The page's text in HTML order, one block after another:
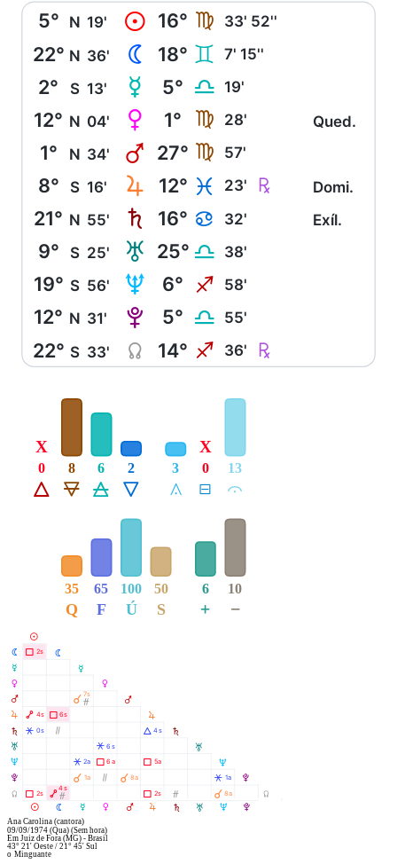
5° N 19' M 16° F 33' 52''
22° N 36' N 18° C 7' 15''
2° S 13' O 5° G 19'
12° N 04' P 1° F 28' Qued.
1° N 34' Q 27° F 57'
8° S 16' R 12° L 23' Ç Domi.
21° N 55' S 16° D 32' Exíl.
9° S 25' T 25° G 38'
19° S 56' U 6° I 58'
12° N 31' V 5° G 55'
22° S 33' Y 14° I 36' Ç
Á
0
X
Ë
8
Ô
6
Ê
2
Å
3
É
0
X
Ă
13
Q
35
F
65
Ú
100
S
50
+
6
−
10
M
M
N
N
N
O
O
O
P
P
P
Q
Q
Q
R
R
R
S
S
S
T
T
T
U
U
U
V
V
V
Y
Y
Ã 2s
Ä 4s
Â 0s
Ã 2s
Ã 6s
Ò
ÄÓ
4s
À Ó
7s
Â 2a
À 1a
Â 6s
Ã 6a
Ò À 8a
Á 4s
Ã 5a
Ã 2s Ó
Â 1a
À 8a
Ana Carolina (cantora)
09/09/1974 (Qua) (Sem hora)
EmJuiz de Fora (MG) - Brasil
43° 21' Oeste/21° 45' Sul
Minguante
o